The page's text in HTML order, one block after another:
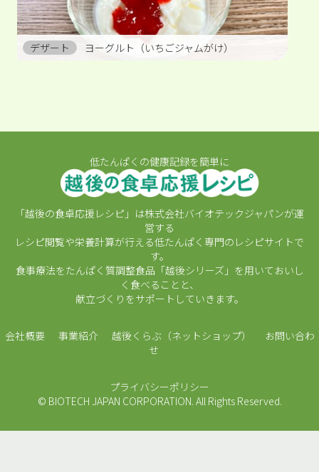
デザート ヨーグルト（いちごジャムがけ）
低たんぱくの健康記録を簡単に
「越後の食卓応援レシピ」は株式会社バイオテックジャパンが運
営する
レシピ閲覧や栄養計算が行える低たんぱく専門のレシピサイトで
す。
食事療法をたんぱく質調整食品「越後シリーズ」を用いておいし
く食べることと、
献立づくりをサポートしていきます。
会社概要 事業紹介 越後くらぶ（ネットショップ）
お問い合わ
せ
プライバシーポリシー
© BIOTECH JAPAN CORPORATION. All Rights Reserved.